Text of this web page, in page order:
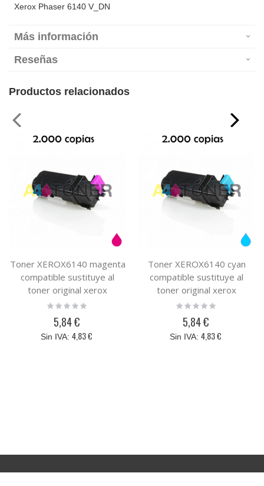
Xerox Phaser 6140 V_DN
Más información
Reseñas
Productos relacionados
Toner XEROX6140 magenta
compatible sustituye al
toner original xerox
106R01478
Rating:
5,84 €
4,83 €
Toner XEROX6140 cyan
compatible sustituye al
toner original xerox
106R01477
Rating:
5,84 €
4,83 €